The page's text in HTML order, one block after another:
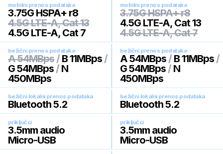
mobilni prenos podataka
3.75G HSPA+ r8
4.5G LTE-A, Cat 13
4.5G LTE-A, Cat 7
mobilni prenos podataka
3.75G HSPA+ r8
4.5G LTE-A, Cat 13
4.5G LTE-A, Cat 7
bežični prenos podataka
A 54MBps / B 11MBps /
G 54MBps / N
450MBps
bežični prenos podataka
A 54MBps / B 11MBps /
G 54MBps / N
450MBps
bežični lokalni prenos podataka
Bluetooth 5.2
bežični lokalni prenos podataka
Bluetooth 5.2
priključci
3.5mm audio
Micro-USB
priključci
3.5mm audio
Micro-USB